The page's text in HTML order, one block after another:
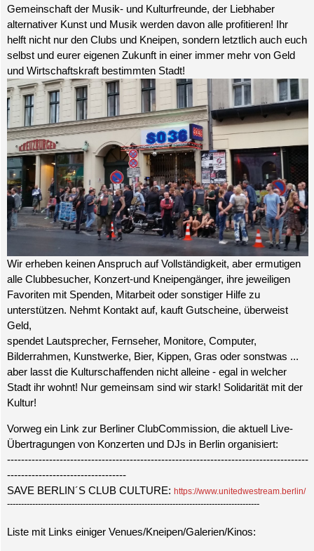
Gemeinschaft der Musik- und Kulturfreunde, der Liebhaber
alternativer Kunst und Musik werden davon alle profitieren! Ihr
helft nicht nur den Clubs und Kneipen, sondern letztlich auch euch
selbst und eurer eigenen Zukunft in einer immer mehr von Geld
und Wirtschaftskraft bestimmten Stadt!
Wir erheben keinen Anspruch auf Vollständigkeit, aber ermutigen
alle Clubbesucher, Konzert-und Kneipengänger, ihre jeweiligen
Favoriten mit Spenden, Mitarbeit oder sonstiger Hilfe zu
unterstützen. Nehmt Kontakt auf, kauft Gutscheine, überweist
Geld,
spendet Lautsprecher, Fernseher, Monitore, Computer,
Bilderrahmen, Kunstwerke, Bier, Kippen, Gras oder sonstwas ...
aber lasst die Kulturschaffenden nicht alleine - egal in welcher
Stadt ihr wohnt! Nur gemeinsam sind wir stark! Solidarität mit der
Kultur!
Vorweg ein Link zur Berliner ClubCommission, die aktuell Live-
Übertragungen von Konzerten und DJs in Berlin organisiert:
--------------------------------------------------------------------------------------
----------------------------------
SAVE BERLIN´S CLUB CULTURE: https://www.unitedwestream.berlin/
------------------------------------------------------------------------------------------
Liste mit Links einiger Venues/Kneipen/Galerien/Kinos: